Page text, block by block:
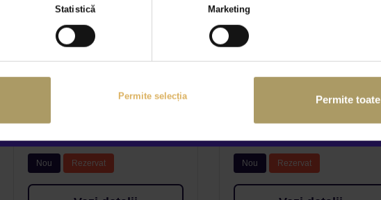
consimțământului
Statistică Marketing
Permite selecția Permite toate
HYUNDAI I30
Nou Rezervat
HYUNDAI I30
Nou Rezervat